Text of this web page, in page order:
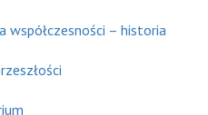
współczesności – historia